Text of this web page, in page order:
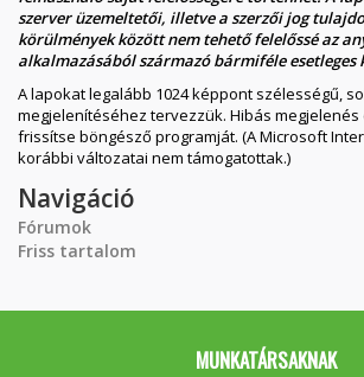
szerver üzemeltetői, illetve a szerzői jog
körülmények között nem tehető felelőssé az
alkalmazásából származó bármiféle esetleges
A lapokat legalább 1024 képpont szélességű,
megjelenítéséhez tervezzük. Hibás
frissítse böngésző programját. (A Microsoft
korábbi változatai nem támogatottak.)
Navigáció
Fórumok
Friss tartalom
MUNKATÁRSAKNAK